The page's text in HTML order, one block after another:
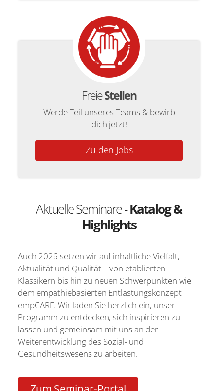
FreieStellen
Werde Teil unseres Teams & bewirb
dich jetzt!
Zu den Jobs
Aktuelle Seminare -Katalog &
Highlights
Auch 2026 setzen wir auf inhaltliche Vielfalt,
Aktualität und Qualität – von etablierten
Klassikern bis hin zu neuen Schwerpunkten wie
dem empathiebasierten Entlastungskonzept
empCARE. Wir laden Sie herzlich ein, unser
Programm zu entdecken, sich inspirieren zu
lassen und gemeinsam mit uns an der
Weiterentwicklung des Sozial- und
Gesundheitswesens zu arbeiten.